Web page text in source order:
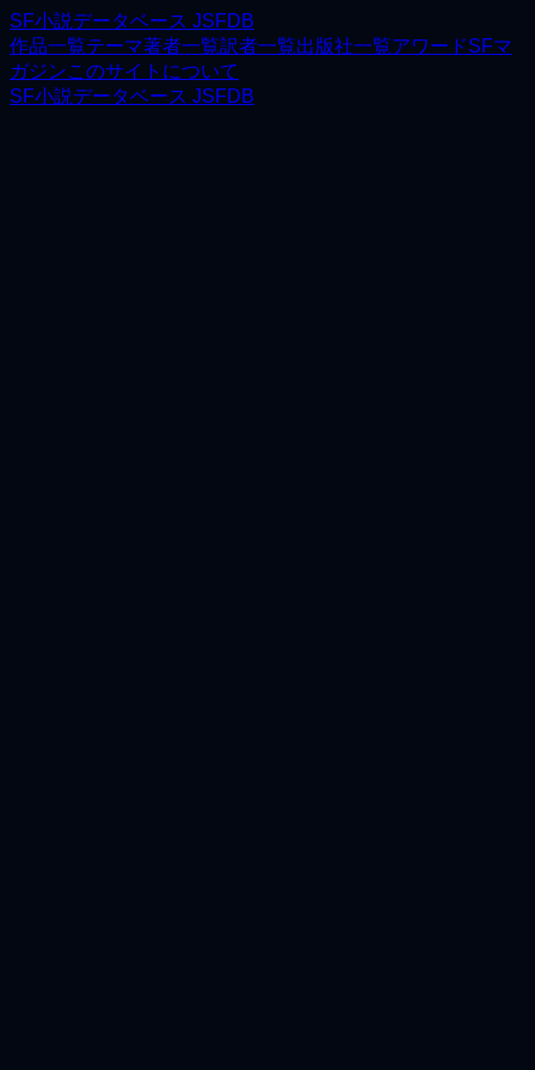
SF小説データベース JSFDB
作品一覧テーマ著者一覧訳者一覧出版社一覧アワードSFマ
ガジンこのサイトについて
SF小説データベース JSFDB